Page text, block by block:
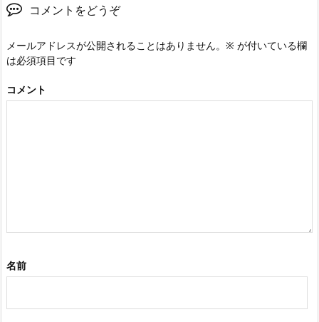
コメントをどうぞ
メールアドレスが公開されることはありません。 ※ が付いている欄
は必須項目です
コメント
名前